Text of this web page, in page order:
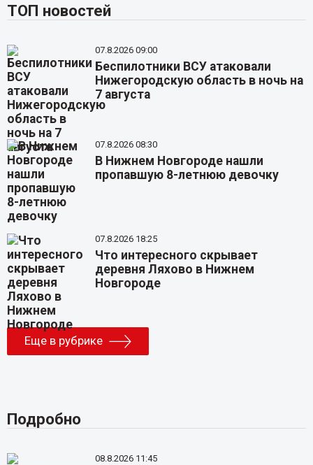
ТОП новостей
07.8.2026 09:00
Беспилотники ВСУ атаковали
Нижегородскую область в ночь на
7 августа
07.8.2026 08:30
В Нижнем Новгороде нашли
пропавшую 8-летнюю девочку
07.8.2026 18:25
Что интересного скрывает
деревня Ляхово в Нижнем
Новгороде
Еще в рубрике
Подробно
08.8.2026 11:45